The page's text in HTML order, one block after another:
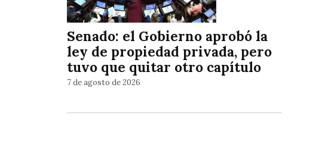
Senado: el Gobierno aprobó la
ley de propiedad privada, pero
tuvo que quitar otro capítulo
7 de agosto de 2026